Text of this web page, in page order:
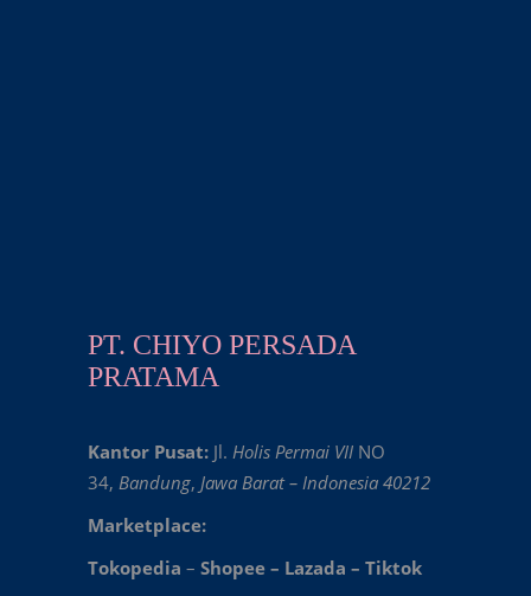
PT. CHIYO PERSADA
PRATAMA
Kantor Pusat: Jl. Holis Permai VII NO
34, Bandung, Jawa Barat – Indonesia 40212
Marketplace:
Tokopedia – Shopee – Lazada – Tiktok